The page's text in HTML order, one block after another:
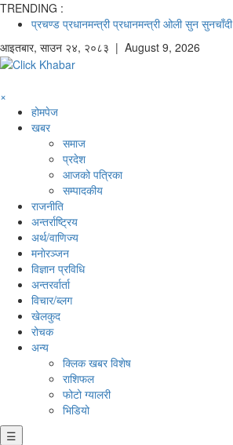
TRENDING :
प्रचण्ड प्रधानमन्त्री प्रधानमन्त्री ओली सुन सुनचाँदी
आइतबार, साउन २४, २०८३ | August 9, 2026
×
होमपेज
खबर
समाज
प्रदेश
आजको पत्रिका
सम्पादकीय
राजनीति
अन्तर्राष्ट्रिय
अर्थ/वाणिज्य
मनाेरञ्जन
विज्ञान प्रविधि
अन्तरर्वार्ता
विचार/ब्लग
खेलकुद
रोचक
अन्य
क्लिक खबर विशेष
राशिफल
फोटो ग्यालरी
भिडियो
☰